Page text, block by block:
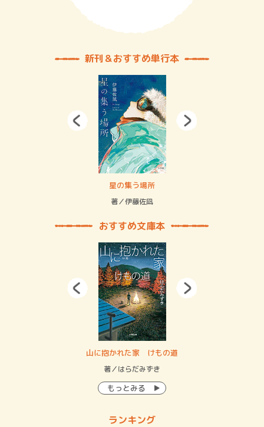
新刊＆おすすめ単行本
星の集う場所
著／伊藤佐凪
おすすめ文庫本
山に抱かれた家 けもの道
著／はらだみずき
もっとみる
ランキング